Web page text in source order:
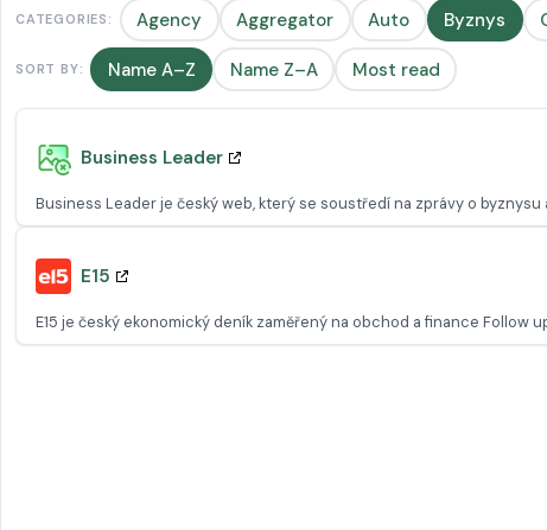
CATEGORIES: Agency Aggregator Auto Byznys
SORT BY: Name A–Z Name Z–A Most read
Business Leader
Business Leader je český web, který se soustředí na zprávy o
E15
E15 je český ekonomický deník zaměřený na obchod a finance Follow